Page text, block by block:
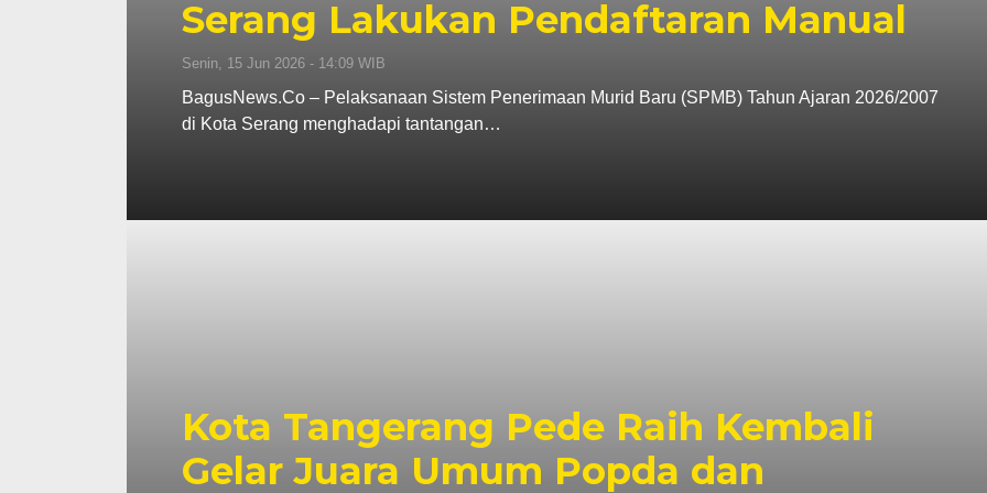
Serang Lakukan Pendaftaran Manual
Senin, 15 Jun 2026 - 14:09 WIB
BagusNews.Co – Pelaksanaan Sistem Penerimaan Murid Baru (SPMB) Tahun Ajaran 2026/2007
di Kota Serang menghadapi tantangan…
Kota Tangerang Pede Raih Kembali
Gelar Juara Umum Popda dan